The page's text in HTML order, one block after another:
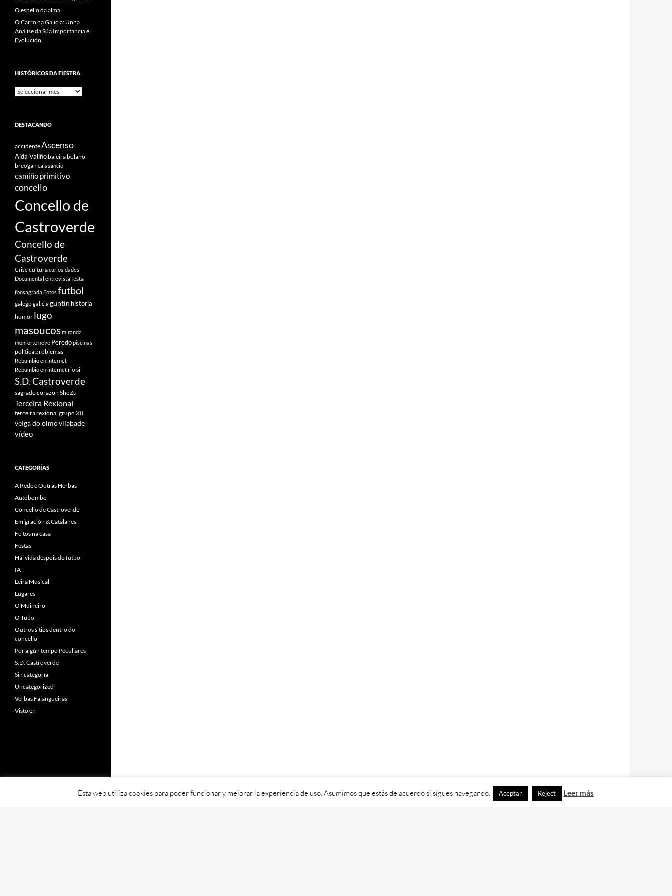
O espello da alma
O Carro na Galicia: Unha
Análise da Súa Importancia e
Evolución
HISTÓRICOS DA FIESTRA
Históricos
DESTACANDO
accidenteAscenso
Aída Valiñobaleirabolaño
breogan calasancio
camiño primitivo
concello
Concello de
Castroverde
Concello de
Castroverde
Criseculturacuriosidades
Documental entrevista festa
fonsagrada Fotosfutbol
galegogalicia guntín historia
humor lugo
masoucosmiranda
monforteneve Peredopiscinas
políticaproblemas
Rebumbio en internet
Rebumbio en internetrio sil
S.D. Castroverde
sagrado corazon ShoZu
Terceira Rexional
terceira rexional grupo XII
veiga do olmovilabade
vídeo
CATEGORÍAS
A Rede e Outras Herbas
Autobombo
Concello de Castroverde
Emigración & Catalanes
Feitos na casa
Festas
Hai vida despois do futbol
IA
Leira Musical
Lugares
O Muiñeiro
O Tubo
Outros sitios dentro do
concello
Por algún tempo Peculiares
S.D. Castroverde
Sin categoría
Uncategorized
Verbas Falangueiras
Visto en
Esta web utiliza cookies para poder funcionar y mejorar la experiencia de uso. Asumimos que estás de acuerdo si sigues navegando. Aceptar Reject Leer más